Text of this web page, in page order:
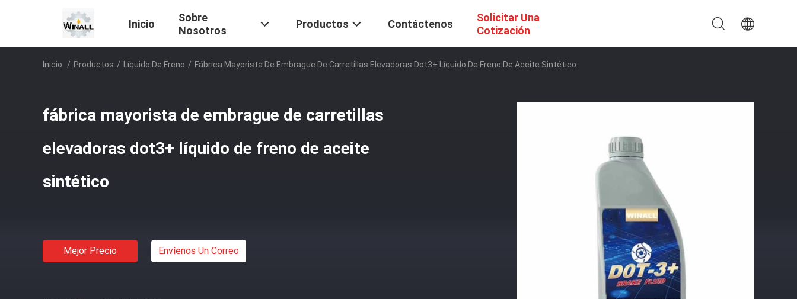
Inicio
Sobre
Nosotros
Productos Contáctenos
Solicitar Una
Cotización
Inicio / Productos / Líquido De Freno / Fábrica Mayorista De Embrague De Carretillas Elevadoras Dot3+ Líquido De Freno De Aceite Sintético
fábrica mayorista de embrague de carretillas
elevadoras dot3+ líquido de freno de aceite
sintético
Mejor Precio Envíenos Un Correo